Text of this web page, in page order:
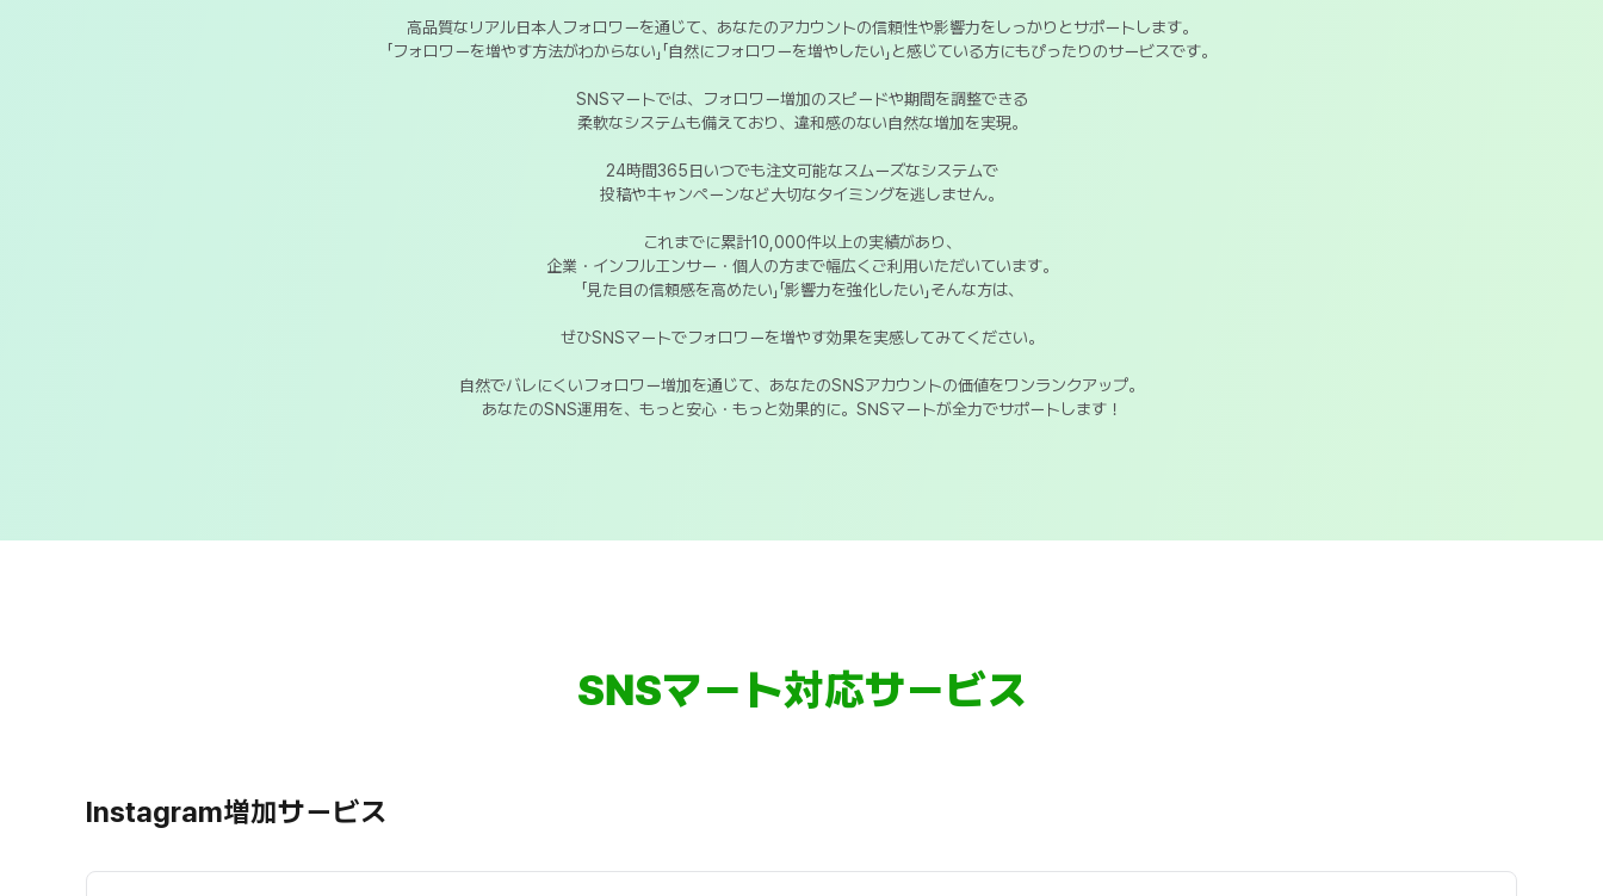
高品質なリアル日本人フォロワーを通じて、あなたのアカウントの信頼性や影響力をしっかりとサポートします。
「フォロワーを増やす方法がわからない」「自然にフォロワーを増やしたい」と感じている方にもぴったりのサービスです。
SNSマートでは、フォロワー増加のスピードや期間を調整できる
柔軟なシステムも備えており、違和感のない自然な増加を実現。
24時間365日いつでも注文可能なスムーズなシステムで
投稿やキャンペーンなど大切なタイミングを逃しません。
これまでに累計10,000件以上の実績があり、
企業・インフルエンサー・個人の方まで幅広くご利用いただいています。
「見た目の信頼感を高めたい」「影響力を強化したい」そんな方は、
ぜひSNSマートでフォロワーを増やす効果を実感してみてください。
自然でバレにくいフォロワー増加を通じて、あなたのSNSアカウントの価値をワンランクアップ。
あなたのSNS運用を、もっと安心・もっと効果的に。SNSマートが全力でサポートします！
SNSマート対応サービス
Instagram増加サービス